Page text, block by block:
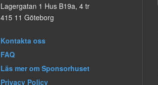
Lagergatan 1 Hus B19a, 4 tr
415 11 Göteborg
Kontakta oss
FAQ
Läs mer om Sponsorhuset
Privacy Policy